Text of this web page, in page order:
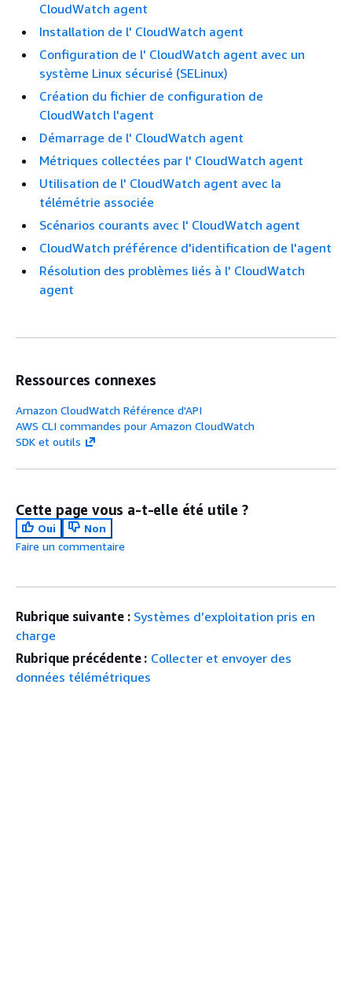
CloudWatch agent
Installation de l' CloudWatch agent
Configuration de l' CloudWatch agent avec un
système Linux sécurisé (SELinux)
Création du fichier de configuration de
CloudWatch l'agent
Démarrage de l' CloudWatch agent
Métriques collectées par l' CloudWatch agent
Utilisation de l' CloudWatch agent avec la
télémétrie associée
Scénarios courants avec l' CloudWatch agent
CloudWatch préférence d'identification de l'agent
Résolution des problèmes liés à l' CloudWatch
agent
Ressources connexes
Amazon CloudWatch Référence d'API
AWS CLI commandes pour Amazon CloudWatch
SDK et outils
Cette page vous a-t-elle été utile ?
Oui
Non
Faire un commentaire
Rubrique suivante : Systèmes d’exploitation pris en
charge
Rubrique précédente : Collecter et envoyer des
données télémétriques